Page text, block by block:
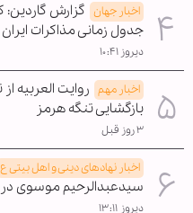
اخبار جهان گزارش گاردین:
جدول زمانی مذاکرات ایران
دیروز ۱۰:۴۱
اخبار مهم روایت العربیه
بازگشایی تنگه هرمز
۳ روز قبل
اخبار نهادهای دینی و اهل بیتی ع
سیدعبدالرحیم موسوی در
دیروز ۱۳:۱۱